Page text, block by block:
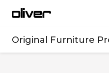
Original Furniture